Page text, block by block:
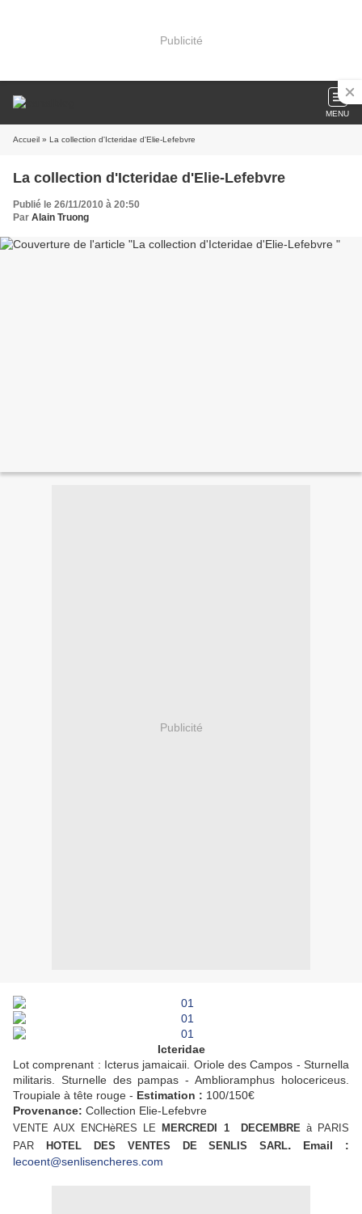
Publicité
MENU
Accueil » La collection d'Icteridae d'Elie-Lefebvre
La collection d'Icteridae d'Elie-Lefebvre
Publié le 26/11/2010 à 20:50
Par Alain Truong
Publicité
Icteridae
Lot comprenant : Icterus jamaicaii. Oriole des Campos - Sturnella
militaris. Sturnelle des pampas - Amblioramphus holocericeus.
Troupiale à tête rouge - Estimation : 100/150€
Provenance: Collection Elie-Lefebvre
VENTE AUX ENCHèRES LE MERCREDI 1 DECEMBREà PARIS
PAR
HOTEL DES VENTES DE SENLIS SARL. Email :
lecoent@senlisencheres.com